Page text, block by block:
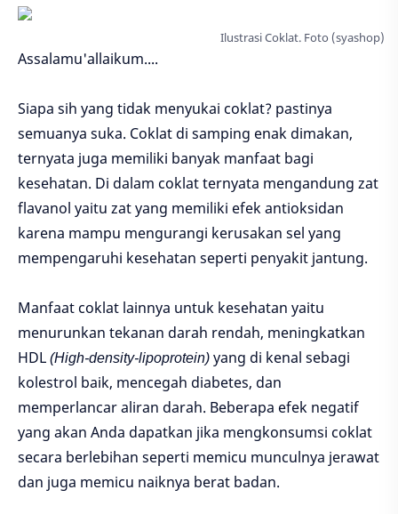
Ilustrasi Coklat. Foto (syashop)
Assalamu'allaikum....
Siapa sih yang tidak menyukai coklat? pastinya
semuanya suka. Coklat di samping enak dimakan,
ternyata juga memiliki banyak manfaat bagi
kesehatan. Di dalam coklat ternyata mengandung zat
flavanol yaitu zat yang memiliki efek antioksidan
karena mampu mengurangi kerusakan sel yang
mempengaruhi kesehatan seperti penyakit jantung.
Manfaat coklat lainnya untuk kesehatan yaitu
menurunkan tekanan darah rendah, meningkatkan
HDL(High-density-lipoprotein)yang di kenal sebagi
kolestrol baik, mencegah diabetes, dan
memperlancar aliran darah. Beberapa efek negatif
yang akan Anda dapatkan jika mengkonsumsi coklat
secara berlebihan seperti memicu munculnya jerawat
dan juga memicu naiknya berat badan.